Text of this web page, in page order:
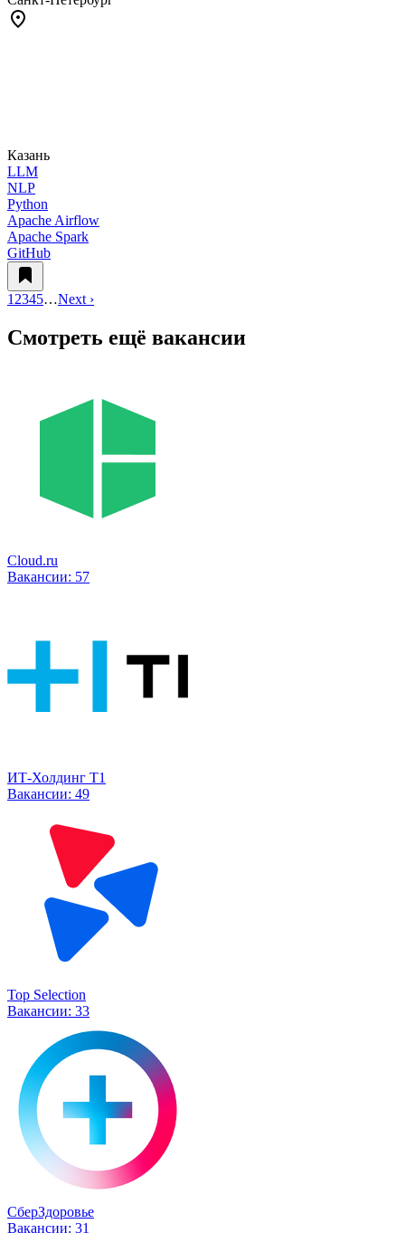
Казань
LLM
NLP
Python
Apache Airflow
Apache Spark
GitHub
1 2345…Next ›
Смотреть ещё вакансии
Cloud.ru
Вакансии: 57
ИТ-Холдинг Т1
Вакансии: 49
Top Selection
Вакансии: 33
СберЗдоровье
Вакансии: 31